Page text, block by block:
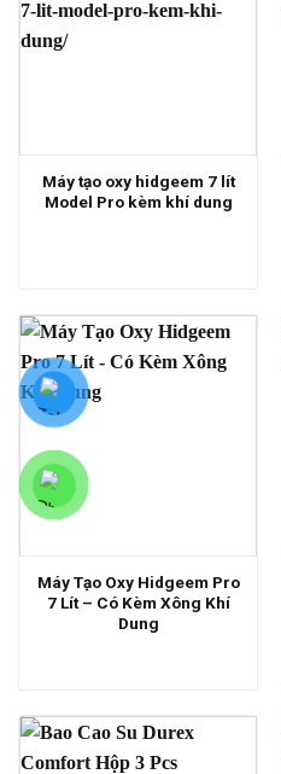
Máy tạo oxy hidgeem 7 lít
Model Pro kèm khí dung
Máy Tạo Oxy Hidgeem Pro
7 Lít – Có Kèm Xông Khí
Dung